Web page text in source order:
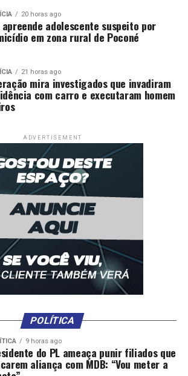
20 horas ago
apreende adolescente suspeito por
em zona rural de Poconé
21 horas ago
mira investigados que invadiram
com carro e executaram homem
ADVERTISEMENT
POLÍTICA
9 horas ago
do PL ameaça punir filiados que
aliança com MDB: “Vou meter a